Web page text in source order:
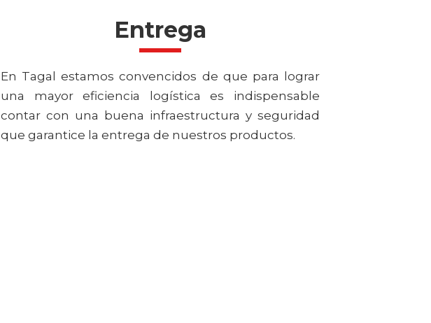
Entrega
En Tagal estamos convencidos de que para lograr
una mayor eficiencia logística es indispensable
contar con una buena infraestructura y seguridad
que garantice la entrega de nuestros productos.